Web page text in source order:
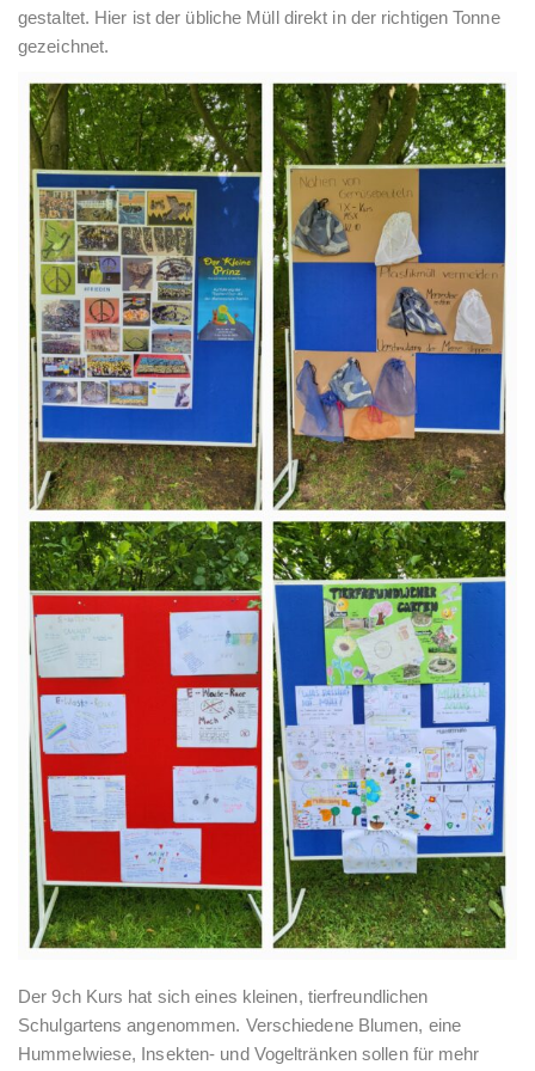
gestaltet. Hier ist der übliche Müll direkt in der richtigen Tonne
gezeichnet.
Der 9ch Kurs hat sich eines kleinen, tierfreundlichen
Schulgartens angenommen. Verschiedene Blumen, eine
Hummelwiese, Insekten- und Vogeltränken sollen für mehr